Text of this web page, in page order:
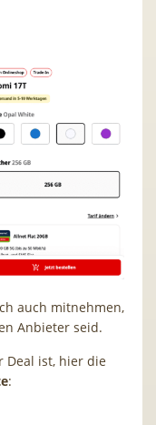
auch mitnehmen,
Anbieter seid.
Deal ist, hier die
: